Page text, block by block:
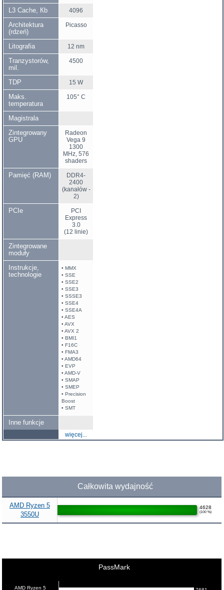
L3 Cache, Кb 4096
Architektura
(rdzeń)
Picasso
Litografia 12 nm
Tranzystorów,
mil.
4500
TDP 15 W
Maks.
temperatura
105° C
Magistrala
Zintegrowany
GPU
Radeon
Vega 9
1300
MHz, 576
shaders
Pamięć (RAM)
DDR4-
2400
(kanałów -
2)
PCIe
PCI
Express
3.0
(12 linie)
Zintegrowane
moduły
Instrukcje,
technologie
• MMX
• SSE
• SSE2
• SSE3
• SSSE3
• SSE4
• SSE4A
• AES
• AVX
• AVX 2
• BMI1
• F16C
• FMA3
• AMD64
• EVP
• AMD-V
• SMAP
• SMEP
• Precision
Boost
• SMT
Inne funkcje
więcej...
Całkowita wydajność
AMD Ryzen 5
3550U
4628
(100 %)
PassMark
AMD Ryzen 5